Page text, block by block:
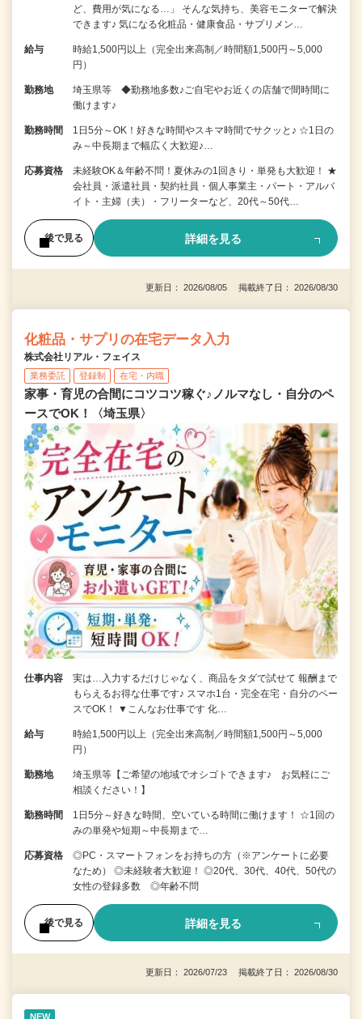
ど、費用が気になる…」 そんな気持ち、美容モニターで解決
できます♪ 気になる化粧品・健康食品・サプリメン…
給与
時給1,500円以上（完全出来高制／時間額1,500円～5,000
円）
勤務地
埼玉県等 ◆勤務地多数♪ご自宅やお近くの店舗で間時間に
働けます♪
勤務時間
1日5分～OK！好きな時間やスキマ時間でサクッと♪ ☆1日の
み～中長期まで幅広く大歓迎♪…
応募資格
未経験OK＆年齢不問！夏休みの1回きり・単発も大歓迎！ ★
会社員・派遣社員・契約社員・個人事業主・パート・アルバ
イト・主婦（夫）・フリーターなど、20代～50代…
後で見る 詳細を見る
更新日： 2026/08/05 掲載終了日： 2026/08/30
化粧品・サプリの在宅データ入力
株式会社リアル・フェイス
業務委託 登録制 在宅・内職
家事・育児の合間にコツコツ稼ぐ♪ノルマなし・自分のペ
ースでOK！〈埼玉県〉
仕事内容
実は…入力するだけじゃなく、商品をタダで試せて 報酬まで
もらえるお得な仕事です♪ スマホ1台・完全在宅・自分のペー
スでOK！ ▼こんなお仕事です 化…
給与
時給1,500円以上（完全出来高制／時間額1,500円～5,000
円）
勤務地
埼玉県等【ご希望の地域でオシゴトできます♪ お気軽にご
相談ください！】
勤務時間
1日5分～好きな時間、空いている時間に働けます！ ☆1回の
みの単発や短期～中長期まで…
応募資格
◎PC・スマートフォンをお持ちの方（※アンケートに必要
なため） ◎未経験者大歓迎！ ◎20代、30代、40代、50代の
女性の登録多数 ◎年齢不問
後で見る 詳細を見る
更新日： 2026/07/23 掲載終了日： 2026/08/30
NEW